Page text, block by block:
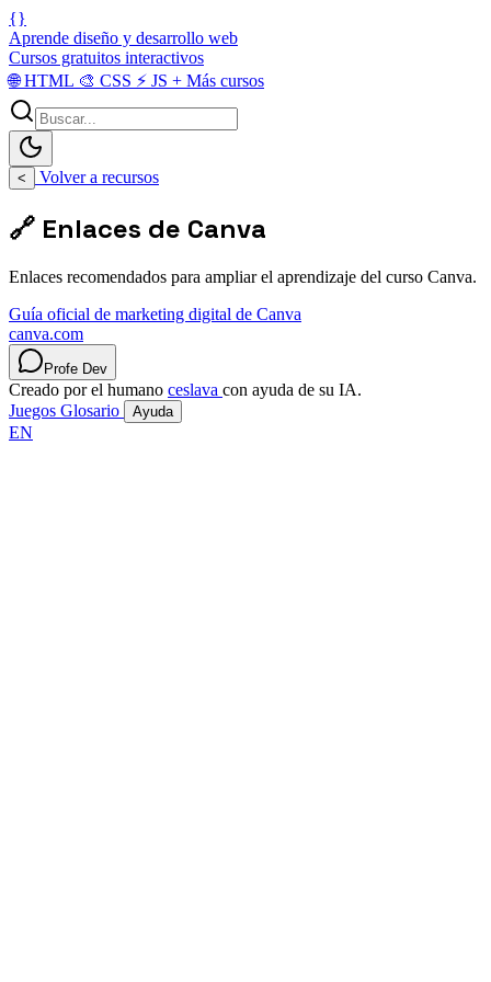
{}
Aprende diseño y desarrollo web
Cursos gratuitos interactivos
🌐HTML 🎨 CSS ⚡ JS + Más cursos
< Volver a recursos
🔗 Enlaces de Canva
Enlaces recomendados para ampliar el aprendizaje del curso Canva.
Guía oficial de marketing digital de Canva
canva.com
Profe Dev
Creado por el humano ceslava con ayuda de su IA.
Juegos Glosario Ayuda
EN